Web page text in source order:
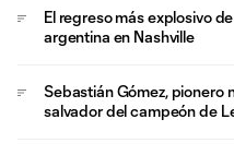
El regreso más explosivo
argentina en Nashville
Sebastián Gómez, pionero
salvador del campeón de